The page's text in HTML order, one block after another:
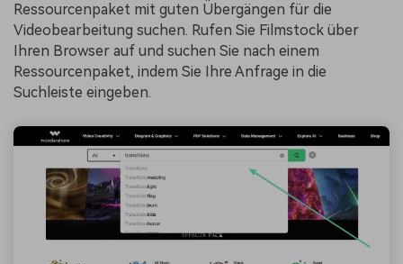
Ressourcenpaket mit guten Übergängen für die
Videobearbeitung suchen. Rufen Sie Filmstock über
Ihren Browser auf und suchen Sie nach einem
Ressourcenpaket, indem Sie Ihre Anfrage in die
Suchleiste eingeben.